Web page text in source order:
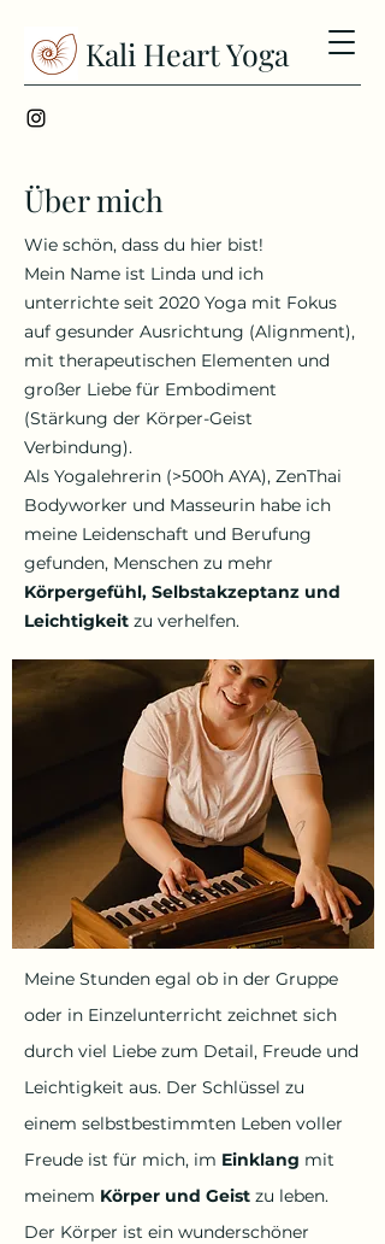
Kali Heart Yoga
Über mich
Wie schön, dass du hier bist!
Mein Name ist Linda und ich
unterrichte seit 2020 Yoga mit Fokus
auf gesunder Ausrichtung (Alignment),
mit therapeutischen Elementen und
großer Liebe für Embodiment
(Stärkung der Körper-Geist
Verbindung).
Als Yogalehrerin (>500h AYA), ZenThai
Bodyworker und Masseurin habe ich
meine Leidenschaft und Berufung
gefunden, Menschen zu mehr
Körpergefühl, Selbstakzeptanz und
Leichtigkeit zu verhelfen.
Meine Stunden egal ob in der Gruppe
oder in Einzelunterricht zeichnet sich
durch viel Liebe zum Detail, Freude und
Leichtigkeit aus. Der Schlüssel zu
einem selbstbestimmten Leben voller
Freude ist für mich, im Einklang mit
meinem Körper und Geist zu leben.
Der Körper ist ein wunderschöner